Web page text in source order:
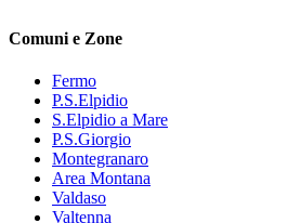
Comuni e Zone
Fermo
P.S.Elpidio
S.Elpidio a Mare
P.S.Giorgio
Montegranaro
Area Montana
Valdaso
Valtenna